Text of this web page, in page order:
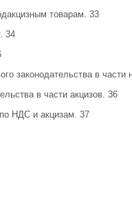
товарам. 33
34
законодательства в
в части акцизов. 36
НДС и акцизам. 37